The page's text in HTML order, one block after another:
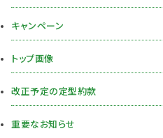
キャンペーン
トップ画像
改正予定の定型約款
重要なお知らせ